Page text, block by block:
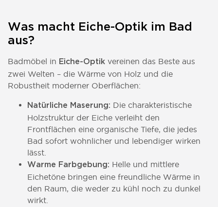
Was macht Eiche-Optik im Bad
aus?
Badmöbel in Eiche-Optik vereinen das Beste aus
zwei Welten – die Wärme von Holz und die
Robustheit moderner Oberflächen:
Natürliche Maserung: Die charakteristische
Holzstruktur der Eiche verleiht den
Frontflächen eine organische Tiefe, die jedes
Bad sofort wohnlicher und lebendiger wirken
lässt.
Warme Farbgebung: Helle und mittlere
Eichetöne bringen eine freundliche Wärme in
den Raum, die weder zu kühl noch zu dunkel
wirkt.